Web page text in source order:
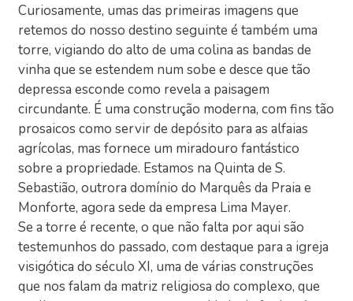
Curiosamente, umas das primeiras imagens que
retemos do nosso destino seguinte é também uma
torre, vigiando do alto de uma colina as bandas de
vinha que se estendem num sobe e desce que tão
depressa esconde como revela a paisagem
circundante. É uma construção moderna, com fins tão
prosaicos como servir de depósito para as alfaias
agrícolas, mas fornece um miradouro fantástico
sobre a propriedade. Estamos na Quinta de S.
Sebastião, outrora domínio do Marquês da Praia e
Monforte, agora sede da empresa Lima Mayer.
Se a torre é recente, o que não falta por aqui são
testemunhos do passado, com destaque para a igreja
visigótica do século XI, uma de várias construções
que nos falam da matriz religiosa do complexo, que